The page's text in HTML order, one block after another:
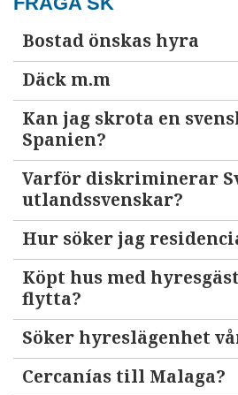
Bostad önskas hyra
Däck m.m
Kan jag skrota en
Spanien?
Varför diskriminerar
utlandssvenskar?
Hur söker jag
Köpt hus med
flytta?
Söker hyreslägenhet
Cercanías till Malaga?